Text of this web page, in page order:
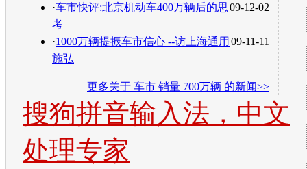
09-12-02
·车市快评:北京机动车400万辆后的思
考
09-11-11
·1000万辆提振车市信心 --访上海通用
施弘
更多关于 车市 销量 700万辆 的新闻>>
搜狗拼音输入法，中文
处理专家